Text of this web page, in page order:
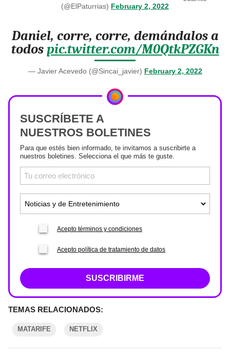
(@ElPaturrias) February 2, 2022
Daniel, corre, corre, demándalos a
todospic.twitter.com/M0QtkPZGKn
— Javier Acevedo (@Sincai_javier) February 2, 2022
SUSCRÍBETE A
NUESTROS BOLETINES
Para que estés bien informado, te invitamos a suscribirte a
nuestros boletines. Selecciona el que más te guste.
Acepto términos y condiciones
Acepto política de tratamiento de datos
SUSCRIBIRME
TEMAS RELACIONADOS:
MATARIFE NETFLIX